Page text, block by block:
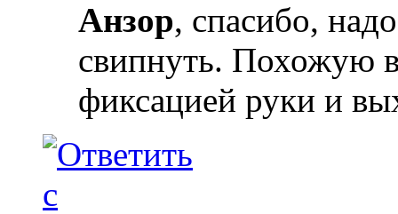
Анзор, спасибо,
свипнуть. Похожую
фиксацией руки и